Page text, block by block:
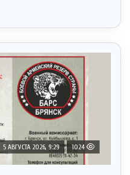
5 АВГУСТА 2026, 9:29 1024